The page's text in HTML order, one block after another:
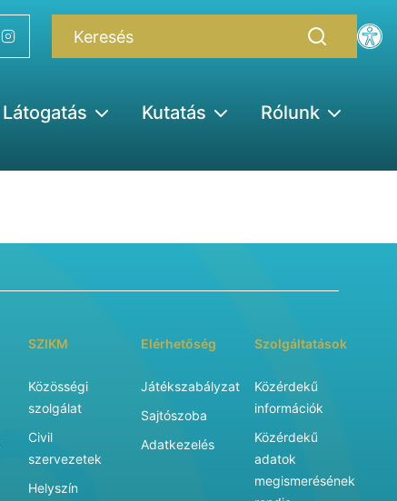
Látogatás Kutatás
Rólunk
SZIKM
Közösségi
szolgálat
Civil
szervezetek
Helyszín
Elérhetőség
Játékszabályzat
Sajtószoba
Adatkezelés
Szolgáltatások
Közérdekű
információk
Közérdekű
adatok
megismerésének